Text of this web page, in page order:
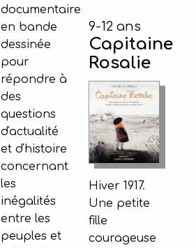
documentaire
en bande
dessinée
pour
répondre à
des
questions
d'actualité
et d'histoire
concernant
les
inégalités
entre les
peuples et
9-12 ans
Capitaine
Rosalie
Hiver 1917.
Une petite
fille
courageuse